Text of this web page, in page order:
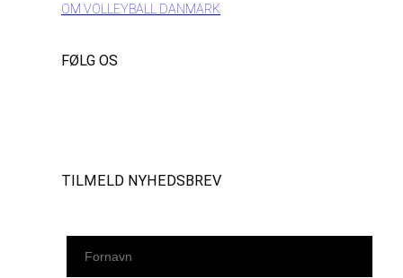
OM VOLLEYBALL DANMARK
FØLG OS
TILMELD NYHEDSBREV